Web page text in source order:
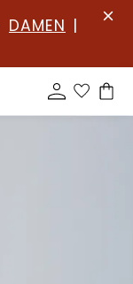
DAMEN |